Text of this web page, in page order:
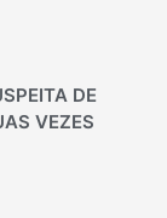
DE
VEZES